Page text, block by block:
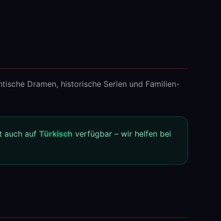
Dramen, historische Serien und Familien-
auch aufTürkisch verfügbar – wir helfen bei